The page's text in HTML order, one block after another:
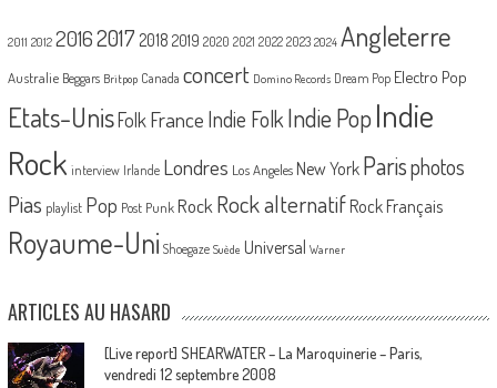
2011 2012 20162017 2018 2019 2020 2021 2022 2023 2024 Angleterre
Australie Beggars Britpop Canada concert Domino Records Dream Pop Electro Pop
Etats-UnisFolk France Indie FolkIndie PopIndie
Rock interview Irlande Londres Los Angeles New York Parisphotos
Pias playlist Pop Post Punk Rock Rock alternatif Rock Français
Royaume-Uni Shoegaze Suède Universal Warner
ARTICLES AU HASARD
[Live report] SHEARWATER – La Maroquinerie – Paris,
vendredi 12 septembre 2008